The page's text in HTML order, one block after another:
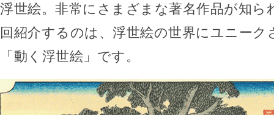
浮世絵。非常にさまざまな著名作品が知ら
回紹介するのは、浮世絵の世界にユニー
「動く浮世絵」です。